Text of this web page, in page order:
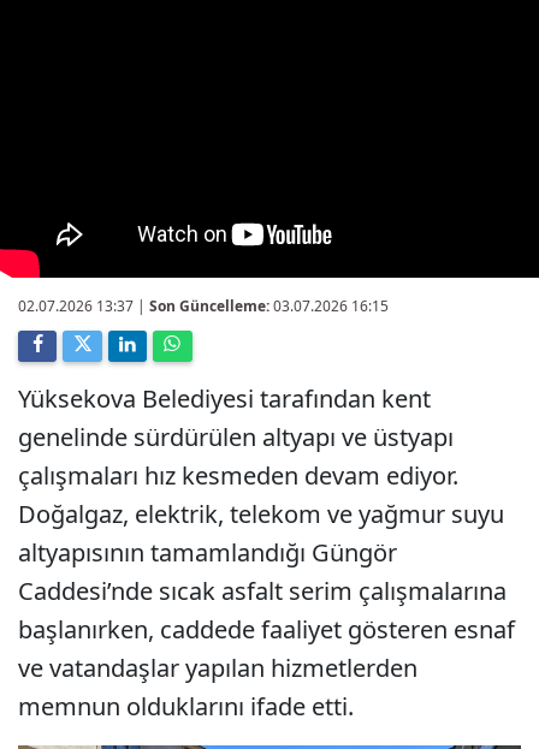
02.07.2026 13:37 | Son Güncelleme:03.07.2026 16:15
Yüksekova Belediyesi tarafından kent
genelinde sürdürülen altyapı ve üstyapı
çalışmaları hız kesmeden devam ediyor.
Doğalgaz, elektrik, telekom ve yağmur suyu
altyapısının tamamlandığı Güngör
Caddesi’nde sıcak asfalt serim çalışmalarına
başlanırken, caddede faaliyet gösteren esnaf
ve vatandaşlar yapılan hizmetlerden
memnun olduklarını ifade etti.